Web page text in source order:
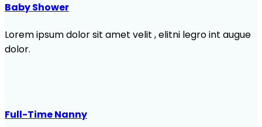
Baby Shower
Lorem ipsum dolor sit amet velit , elitni legro int augue
dolor.
Full-Time Nanny